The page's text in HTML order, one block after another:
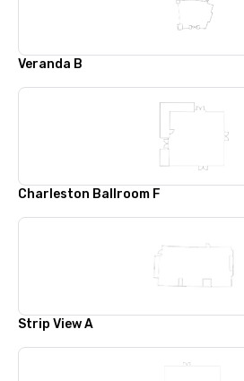
Veranda B
Charleston Ballroom F
Strip View A